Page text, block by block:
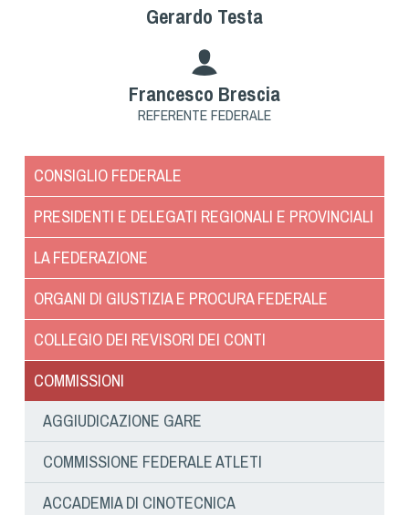
Gerardo Testa
Francesco Brescia
REFERENTE FEDERALE
CONSIGLIO FEDERALE
PRESIDENTI E DELEGATI REGIONALI E PROVINCIALI
LA FEDERAZIONE
ORGANI DI GIUSTIZIA E PROCURA FEDERALE
COLLEGIO DEI REVISORI DEI CONTI
COMMISSIONI
AGGIUDICAZIONE GARE
COMMISSIONE FEDERALE ATLETI
ACCADEMIA DI CINOTECNICA
Tiro a Palla
Tiro con l'arco da caccia
Field Target
Paintball
Softair
Agility
DiscDog
Dog Balance
Dog Triathlon
Hoopers
Mantrailing
Nosework